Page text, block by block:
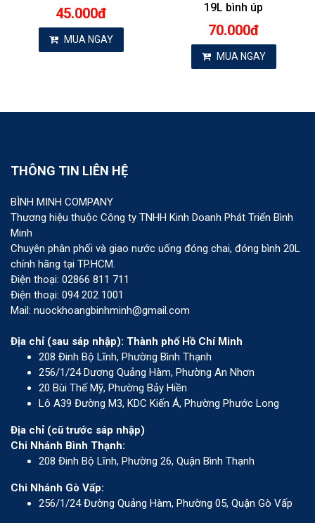
45.000đ
MUA NGAY
19L bình úp
70.000đ
MUA NGAY
THÔNG TIN LIÊN HỆ
BÌNH MINH COMPANY
Thương hiệu thuộc Công ty TNHH Kinh Doanh Phát Triển Bình
Minh
Chuyên phân phối và giao nước uống đóng chai, đóng bình 20L
chính hãng tại TP.HCM.
Điện thoại: 02866 811 711
Điện thoại: 094 202 1001
Mail: nuockhoangbinhminh@gmail.com
Địa chỉ (sau sáp nhập): Thành phố Hồ Chí Minh
208 Đinh Bộ Lĩnh, Phường Bình Thạnh
256/1/24 Dương Quảng Hàm, Phường An Nhơn
20 Bùi Thế Mỹ, Phường Bảy Hiền
Lô A39 Đường M3, KDC Kiến Á, Phường Phước Long
Địa chỉ (cũ trước sáp nhập)
Chi Nhánh Bình Thạnh:
208 Đinh Bộ Lĩnh, Phường 26, Quận Bình Thạnh
Chi Nhánh Gò Vấp:
256/1/24 Đường Quảng Hàm, Phường 05, Quận Gò Vấp